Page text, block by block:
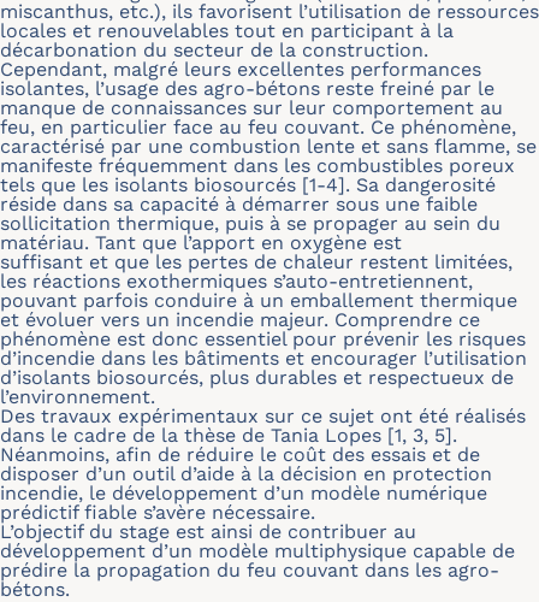
miscanthus, etc.), ils favorisent l’utilisation de ressources
locales et renouvelables tout en participant à la
décarbonation du secteur de la construction.
Cependant, malgré leurs excellentes performances
isolantes, l’usage des agro-bétons reste freiné par le
manque de connaissances sur leur comportement au
feu, en particulier face au feu couvant. Ce phénomène,
caractérisé par une combustion lente et sans flamme, se
manifeste fréquemment dans les combustibles poreux
tels que les isolants biosourcés [1-4]. Sa dangerosité
réside dans sa capacité à démarrer sous une faible
sollicitation thermique, puis à se propager au sein du
matériau. Tant que l’apport en oxygène est
suffisant et que les pertes de chaleur restent limitées,
les réactions exothermiques s’auto-entretiennent,
pouvant parfois conduire à un emballement thermique
et évoluer vers un incendie majeur. Comprendre ce
phénomène est donc essentiel pour prévenir les risques
d’incendie dans les bâtiments et encourager l’utilisation
d’isolants biosourcés, plus durables et respectueux de
l’environnement.
Des travaux expérimentaux sur ce sujet ont été réalisés
dans le cadre de la thèse de Tania Lopes [1, 3, 5].
Néanmoins, afin de réduire le coût des essais et de
disposer d’un outil d’aide à la décision en protection
incendie, le développement d’un modèle numérique
prédictif fiable s’avère nécessaire.
L’objectif du stage est ainsi de contribuer au
développement d’un modèle multiphysique capable de
prédire la propagation du feu couvant dans les agro-
bétons.